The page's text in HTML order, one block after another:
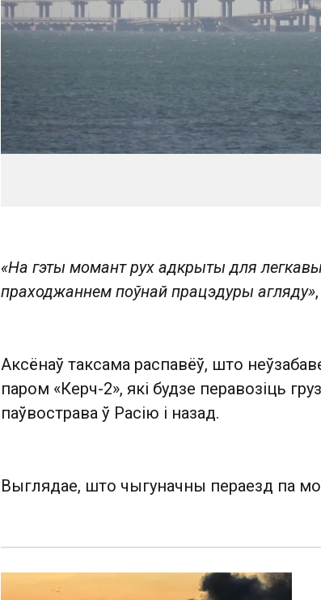
«На гэты момант рух адкрыты для
праходжаннем поўнай працэдуры агляду»
Аксёнаў таксама распавёў, што
паром «Керч-2», які будзе перавозіць
паўвострава ў Расію і назад.
Выглядае, што чыгуначны пераезд па